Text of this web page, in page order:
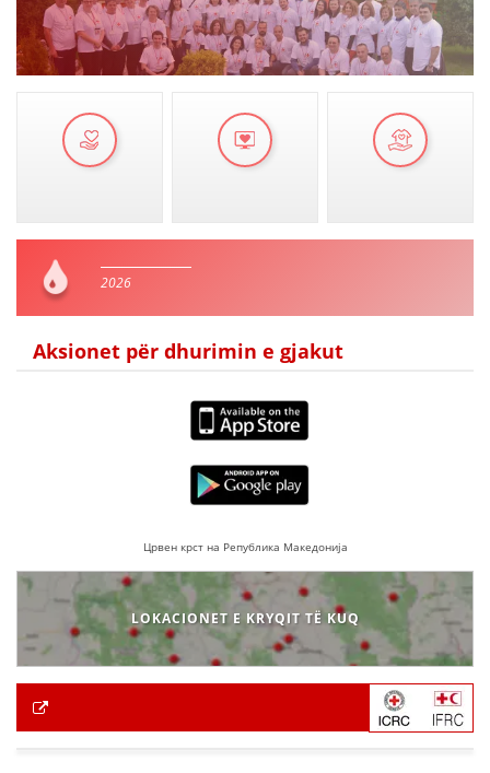
STRATEGJI
MATERIAL EDUKATIVO INFORMATIV
PRESENTATIONS
2026
Aksionet për dhurimin e gjakut
Црвен крст на Република Македонија
LOKACIONET E KRYQIT TË KUQ